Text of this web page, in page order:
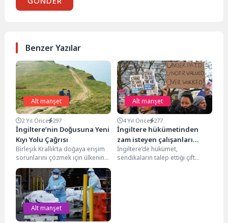
Benzer Yazılar
Alt manşet
2 Yıl Önce 297
İngiltere’nin Doğusuna Yeni
Kıyı Yolu Çağrısı
Birleşik Krallık’ta doğaya erişim
sorunlarını çözmek için ülkenin
doğusuna yeni bir kıyı yolu
oluşturulması çağrısı...
Alt manşet
4 Yıl Önce 277
İngiltere hükümetinden
zam isteyen çalışanları
üzecek açıklama
İngiltere’de hükümet,
sendikaların talep ettiği çift
Alt manşet